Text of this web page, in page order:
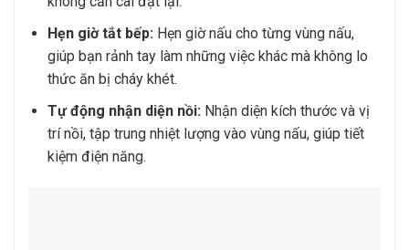
Hẹn giờ tắt bếp: Hẹn giờ nấu cho từng vùng nấu,
giúp bạn rảnh tay làm những việc khác mà không lo
thức ăn bị cháy khét.
Tự động nhận diện nồi: Nhận diện kích thước và vị
trí nồi, tập trung nhiệt lượng vào vùng nấu, giúp tiết
kiệm điện năng.